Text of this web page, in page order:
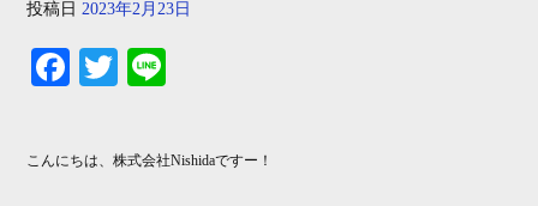
投稿日 2023年2月23日
Fa
bo
ok
T
tte
r
こんにちは、株式会社Nishidaですー！